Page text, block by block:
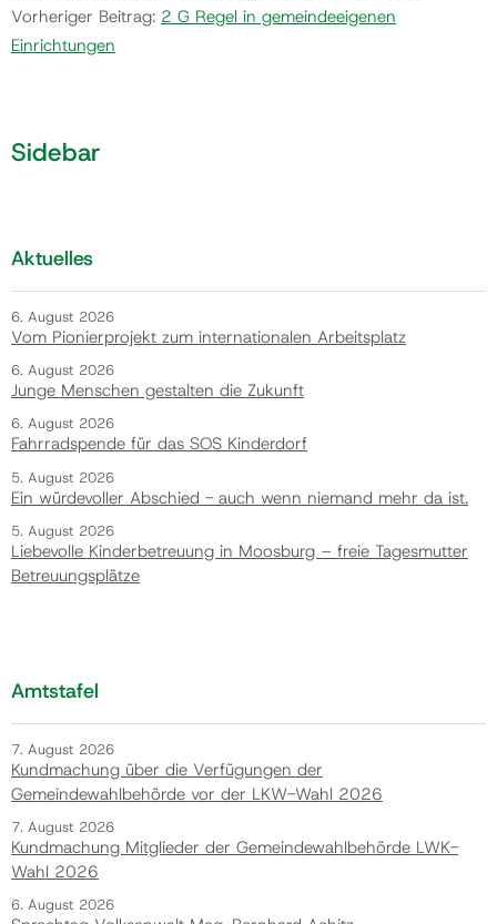
Vorheriger Beitrag: 2 G Regel in gemeindeeigenen
Einrichtungen
Sidebar
Aktuelles
6. August 2026
Vom Pionierprojekt zum internationalen Arbeitsplatz
6. August 2026
Junge Menschen gestalten die Zukunft
6. August 2026
Fahrradspende für das SOS Kinderdorf
5. August 2026
Ein würdevoller Abschied - auch wenn niemand mehr da ist.
5. August 2026
Liebevolle Kinderbetreuung in Moosburg – freie Tagesmutter
Betreuungsplätze
Amtstafel
7. August 2026
Kundmachung über die Verfügungen der
Gemeindewahlbehörde vor der LKW-Wahl 2026
7. August 2026
Kundmachung Mitglieder der Gemeindewahlbehörde LWK-
Wahl 2026
6. August 2026